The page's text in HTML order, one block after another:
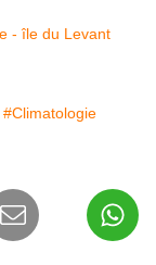
#Climatologie